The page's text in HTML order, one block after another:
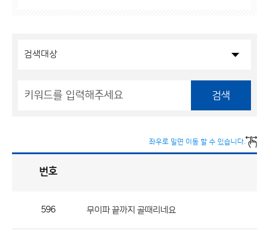
검색
좌우로 밀면 이동 할 수 있습니다.
번호
596 무이파 끝까지 골때리네요